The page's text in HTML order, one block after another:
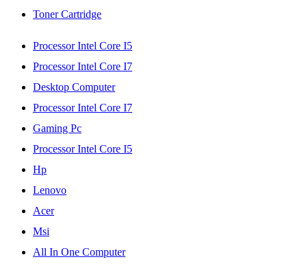
Toner Cartridge
Processor Intel Core I5
Processor Intel Core I7
Desktop Computer
Processor Intel Core I7
Gaming Pc
Processor Intel Core I5
Hp
Lenovo
Acer
Msi
All In One Computer